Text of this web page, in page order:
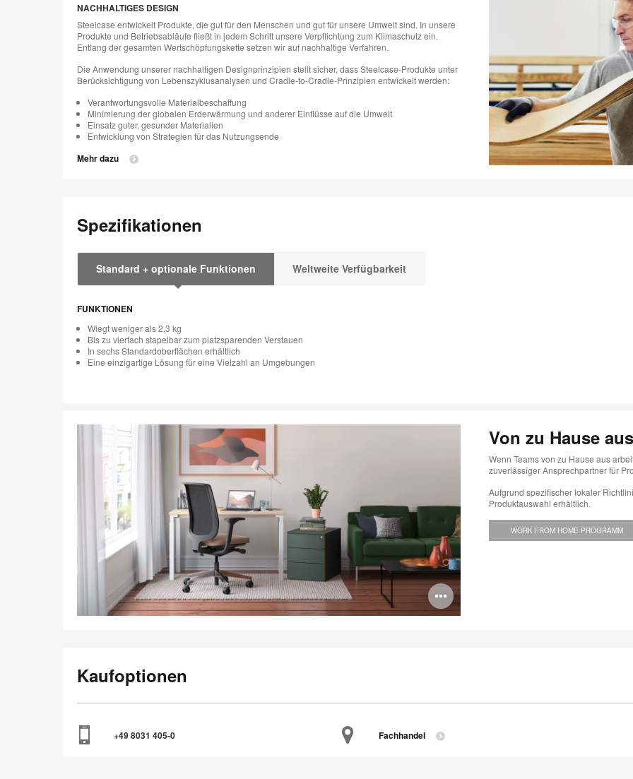
NACHHALTIGES DESIGN
Steelcase entwickelt Produkte, die gut für den Menschen und gut für unsere Umwelt sind. In unsere
Produkte und Betriebsabläufe fließt in jedem Schritt unsere Verpflichtung zum Klimaschutz ein.
Entlang der gesamten Wertschöpfungskette setzen wir auf nachhaltige Verfahren.
Die Anwendung unserer nachhaltigen Designprinzipien stellt sicher, dass Steelcase-Produkte unter
Berücksichtigung von Lebenszyklusanalysen und Cradle-to-Cradle-Prinzipien entwickelt werden:
Verantwortungsvolle Materialbeschaffung
Minimierung der globalen Erderwärmung und anderer Einflüsse auf die Umwelt
Einsatz guter, gesunder Materialien
Entwicklung von Strategien für das Nutzungsende
Mehr dazu
Spezifikationen
Standard + optionale Funktionen Weltweite Verfügbarkeit
FUNKTIONEN
Wiegt weniger als 2,3 kg
Bis zu vierfach stapelbar zum platzsparenden Verstauen
In sechs Standardoberflächen erhältlich
Eine einzigartige Lösung für eine Vielzahl an Umgebungen
Bildbeschreibung
öffnen
Von zu Hause
Wenn Teams von zu Hause aus
zuverlässiger Ansprechpartner für
Aufgrund spezifischer lokaler
Produktauswahl erhältlich.
WORK FROM HOME PROGRAMM
Kaufoptionen
+49 8031 405-0 Fachhandel